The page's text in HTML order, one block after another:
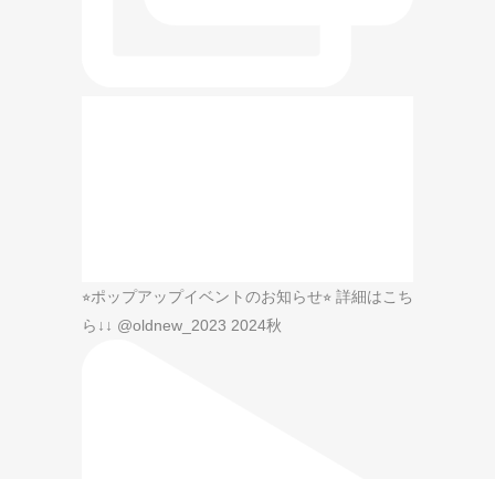
⭐︎ポップアップイベントのお知らせ⭐︎ 詳細はこち
ら↓↓ @oldnew_2023 2024秋